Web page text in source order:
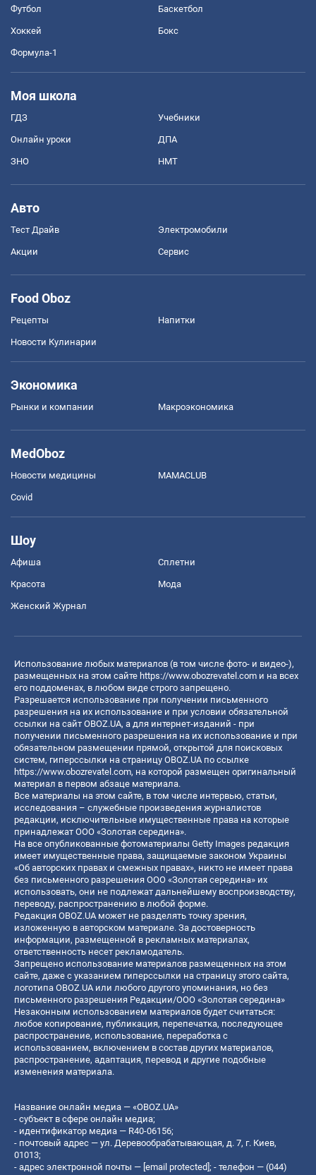
Футбол Баскетбол
Хоккей Бокс
Формула-1
Моя школа
ГДЗ Учебники
Онлайн уроки ДПА
ЗНО НМТ
Авто
Тест Драйв Электромобили
Акции Сервис
Food Oboz
Рецепты Напитки
Новости Кулинарии
Экономика
Рынки и компании Mакроэкономика
MedOboz
Новости медицины MAMACLUB
Covid
Шоу
Афиша Сплетни
Красота Мода
Женский Журнал
Использование любых материалов (в том числе фото- и видео-),
размещенных на этом сайте https://www.obozrevatel.com и на всех
его поддоменах, в любом виде строго запрещено.
Разрешается использование при получении письменного
разрешения на их использование и при условии обязательной
ссылки на сайт OBOZ.UA, а для интернет-изданий - при
получении письменного разрешения на их использование и при
обязательном размещении прямой, открытой для поисковых
систем, гиперссылки на страницу OBOZ.UA по ссылке
https://www.obozrevatel.com, на которой размещен оригинальный
материал в первом абзаце материала.
Все материалы на этом сайте, в том числе интервью, статьи,
исследования – служебные произведения журналистов
редакции, исключительные имущественные права на которые
принадлежат ООО «Золотая середина».
На все опубликованные фотоматериалы Getty Images редакция
имеет имущественные права, защищаемые законом Украины
«Об авторских правах и смежных правах», никто не имеет права
без письменного разрешения ООО «Золотая середина» их
использовать, они не подлежат дальнейшему воспроизводству,
переводу, распространению в любой форме.
Редакция OBOZ.UA может не разделять точку зрения,
изложенную в авторском материале. За достоверность
информации, размещенной в рекламных материалах,
ответственность несет рекламодатель.
Запрещено использование материалов размещенных на этом
сайте, даже с указанием гиперссылки на страницу этого сайта,
логотипа OBOZ.UA или любого другого упоминания, но без
письменного разрешения Редакции/ООО «Золотая середина»
Незаконным использованием материалов будет считаться:
любое копирование, публикация, перепечатка, последующее
распространение, использование, переработка с
использованием, включением в состав других материалов,
распространение, адаптация, перевод и другие подобные
изменения материала.
Название онлайн медиа — «OBOZ.UA»
- субъект в сфере онлайн медиа;
- идентификатор медиа — R40-06156;
- почтовый адрес — ул. Деревообрабатывающая, д. 7, г. Киев,
01013;
- адрес электронной почты — [email protected] ; - телефон — (044)